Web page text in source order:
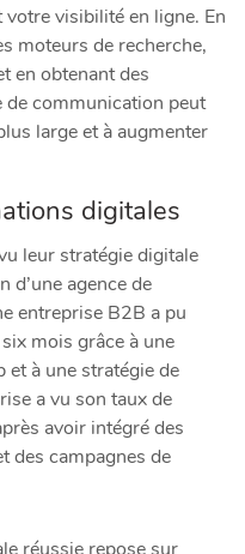
visibilité en ligne. En
moteurs de recherche,
en obtenant des
de communication peut
large et à augmenter
digitales
leur stratégie digitale
d’une agence de
entreprise B2B a pu
mois grâce à une
et à une stratégie de
a vu son taux de
avoir intégré des
des campagnes de